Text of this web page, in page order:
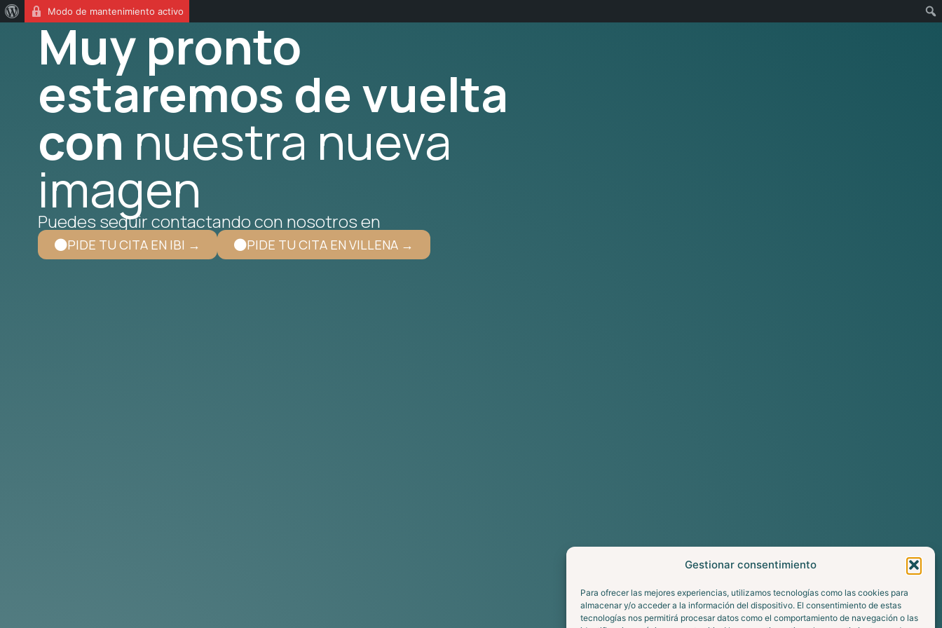
Gestionar consentimiento
Para ofrecer las mejores experiencias, utilizamos tecnologías como las cookies para
almacenar y/o acceder a la información del dispositivo. El consentimiento de estas
tecnologías nos permitirá procesar datos como el comportamiento de navegación o las
Modo de mantenimiento activo
Muy pronto
estaremos de vuelta
con nuestra nueva
imagen
Puedes seguir contactando con nosotros en
PIDE TU CITA EN IBI → PIDE TU CITA EN VILLENA →